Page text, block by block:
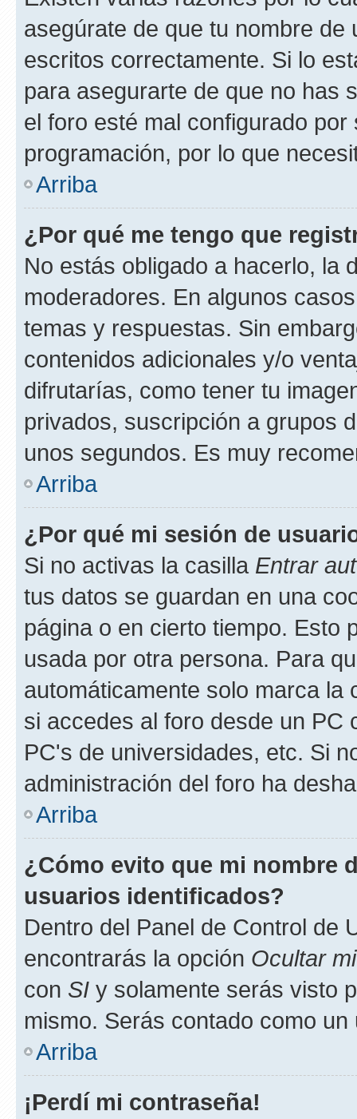
asegúrate de que tu nombre
escritos correctamente. Si lo
para asegurarte de que no has
el foro esté mal configurado
programación, por lo que
Arriba
¿Por qué me tengo que
No estás obligado a hacerlo, la
moderadores. En algunos
temas y respuestas. Sin
contenidos adicionales y/o
difrutarías, como tener tu
privados, suscripción a grupos
unos segundos. Es muy
Arriba
¿Por qué mi sesión de
Si no activas la casilla Entrar
tus datos se guardan en una
página o en cierto tiempo. Esto
usada por otra persona. Para
automáticamente solo marca la
si accedes al foro desde un PC
PC's de universidades, etc. Si
administración del foro ha
Arriba
¿Cómo evito que mi nombre
usuarios identificados?
Dentro del Panel de Control de
encontrarás la opción Ocultar
con SI y solamente serás visto
mismo. Serás contado como un
Arriba
¡Perdí mi contraseña!